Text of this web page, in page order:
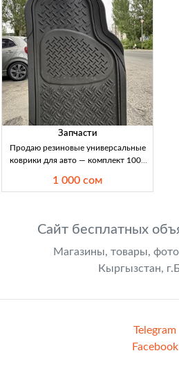
Запчасти
Продаю резиновые универсальные
коврики для авто — комплект 1000
коврики: 2 пер. + 1 задн. Б/у, сост.
1 000 сом
Сайт бесплатных
Магазины, товары,
Кыргызстан,
Telegram
Facebook